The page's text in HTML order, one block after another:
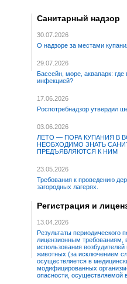
Санитарный надзор
30.07.2026
О надзоре за местами
29.07.2026
Бассейн, море, аквапарк:
инфекцией?
17.06.2026
Роспотребнадзор утвердил
03.06.2026
ЛЕТО — ПОРА КУПАНИЯ В
НЕОБХОДИМО ЗНАТЬ
ПРЕДЪЯВЛЯЮТСЯ К НИМ
23.05.2026
Требования к проведению
загородных лагерях.
Регистрация и
13.04.2026
Результаты периодического
лицензионным требованиям,
использования
животных (за исключением
осуществляется в
модифицированных
опасности, осуществляемой